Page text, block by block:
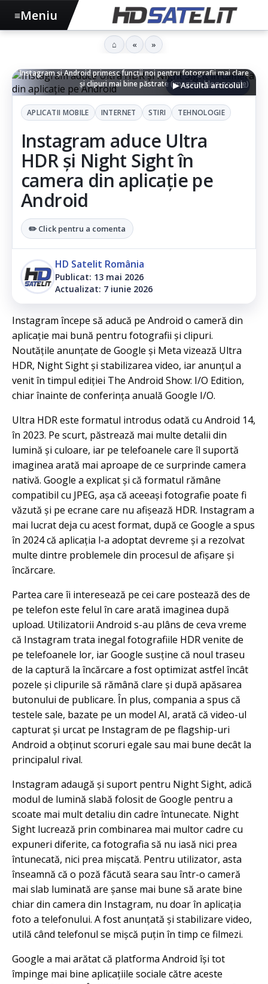
Instagram și Android primesc funcții noi pentru fotografii mai clare
și clipuri mai bine păstrate (imagine:blog.google)
▶ Ascultă articolul
APLICATII MOBILE INTERNET STIRI TEHNOLOGIE
Instagram aduce Ultra
HDR și Night Sight în
camera din aplicație pe
Android
✏️ Click pentru a comenta
HD Satelit România
Publicat: 13 mai 2026
Actualizat: 7 iunie 2026
Instagram începe să aducă pe Android o cameră din
aplicație mai bună pentru fotografii și clipuri.
Noutățile anunțate de Google și Meta vizează Ultra
HDR, Night Sight și stabilizarea video, iar anunțul a
venit în timpul ediției The Android Show: I/O Edition,
chiar înainte de conferința anuală Google I/O.
Ultra HDR este formatul introdus odată cu Android 14,
în 2023. Pe scurt, păstrează mai multe detalii din
lumină și culoare, iar pe telefoanele care îl suportă
imaginea arată mai aproape de ce surprinde camera
nativă. Google a explicat și că formatul rămâne
compatibil cu JPEG, așa că aceeași fotografie poate fi
văzută și pe ecrane care nu afișează HDR. Instagram a
mai lucrat deja cu acest format, după ce Google a spus
în 2024 că aplicația l-a adoptat devreme și a rezolvat
multe dintre problemele din procesul de afișare și
încărcare.
Partea care îi interesează pe cei care postează des de
pe telefon este felul în care arată imaginea după
upload. Utilizatorii Android s-au plâns de ceva vreme
că Instagram trata inegal fotografiile HDR venite de
pe telefoanele lor, iar Google susține că noul traseu
de la captură la încărcare a fost optimizat astfel încât
pozele și clipurile să rămână clare și după apăsarea
butonului de publicare. În plus, compania a spus că
testele sale, bazate pe un model AI, arată că video-ul
capturat și urcat pe Instagram de pe flagship-uri
Android a obținut scoruri egale sau mai bune decât la
principalul rival.
Instagram adaugă și suport pentru Night Sight, adică
modul de lumină slabă folosit de Google pentru a
scoate mai mult detaliu din cadre întunecate. Night
Sight lucrează prin combinarea mai multor cadre cu
expuneri diferite, ca fotografia să nu iasă nici prea
întunecată, nici prea mișcată. Pentru utilizator, asta
înseamnă că o poză făcută seara sau într-o cameră
mai slab luminată are șanse mai bune să arate bine
chiar din camera din Instagram, nu doar în aplicația
foto a telefonului. A fost anunțată și stabilizare video,
utilă când telefonul se mișcă puțin în timp ce filmezi.
Google a mai arătat că platforma Android își tot
împinge mai bine aplicațiile sociale către aceste
≡Meniu
⌂ « »